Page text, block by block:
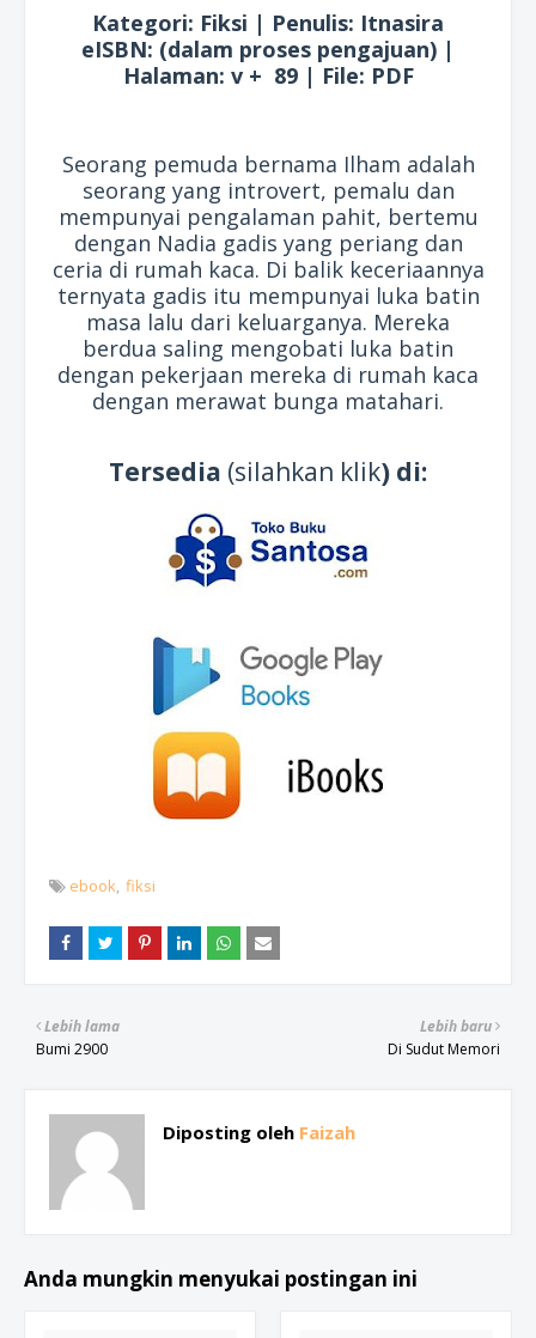
Kategori: Fiksi | Penulis: Itnasira
eISBN: (dalam proses pengajuan) |
Halaman: v + 89 | File: PDF
Seorang pemuda bernama Ilham adalah
seorang yang introvert, pemalu dan
mempunyai pengalaman pahit, bertemu
dengan Nadia gadis yang periang dan
ceria di rumah kaca. Di balik keceriaannya
ternyata gadis itu mempunyai luka batin
masa lalu dari keluarganya. Mereka
berdua saling mengobati luka batin
dengan pekerjaan mereka di rumah kaca
dengan merawat bunga matahari.
Tersedia (silahkan klik) di:
ebook fiksi
Lebih baru
Di Sudut Memori
Lebih lama
Bumi 2900
Diposting oleh Faizah
Anda mungkin menyukai postingan ini